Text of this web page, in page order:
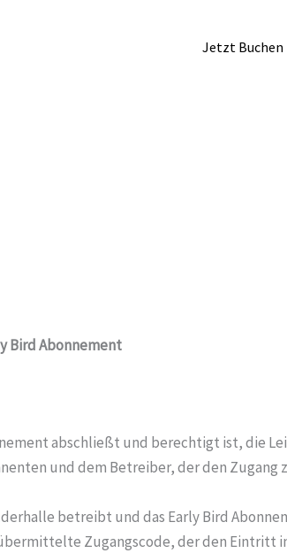
Jetzt Buchen
Bird Abonnement
abschließt und berechtigt ist, die
und dem Betreiber, der den
betreibt und das Early Bird
Zugangscode, der den Eintritt